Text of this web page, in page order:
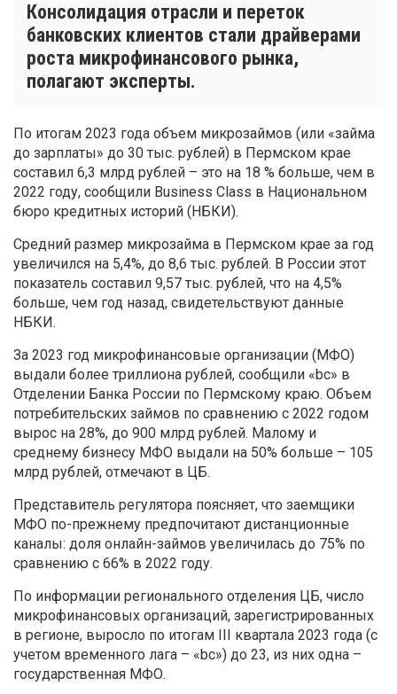
Консолидация отрасли и переток
банковских клиентов стали драйверами
роста микрофинансового рынка,
полагают эксперты.
По итогам 2023 года объем микрозаймов (или «займа
до зарплаты» до 30 тыс. рублей) в Пермском крае
составил 6,3 млрд рублей – это на 18 % больше, чем в
2022 году, сообщили Business Class в Национальном
бюро кредитных историй (НБКИ).
Средний размер микрозайма в Пермском крае за год
увеличился на 5,4%, до 8,6 тыс. рублей. В России этот
показатель составил 9,57 тыс. рублей, что на 4,5%
больше, чем год назад, свидетельствуют данные
НБКИ.
За 2023 год микрофинансовые организации (МФО)
выдали более триллиона рублей, сообщили «bc» в
Отделении Банка России по Пермскому краю. Объем
потребительских займов по сравнению с 2022 годом
вырос на 28%, до 900 млрд рублей. Малому и
среднему бизнесу МФО выдали на 50% больше – 105
млрд рублей, отмечают в ЦБ.
Представитель регулятора поясняет, что заемщики
МФО по-прежнему предпочитают дистанционные
каналы: доля онлайн-займов увеличилась до 75% по
сравнению с 66% в 2022 году.
По информации регионального отделения ЦБ, число
микрофинансовых организаций, зарегистрированных
в регионе, выросло по итогам III квартала 2023 года (с
учетом временного лага – «bc») до 23, из них одна –
государственная МФО.